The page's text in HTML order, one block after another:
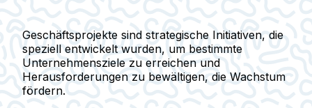
Geschäftsprojekte sind strategische Initiativen, die
speziell entwickelt wurden, um bestimmte
Unternehmensziele zu erreichen und
Herausforderungen zu bewältigen, die Wachstum
fördern.